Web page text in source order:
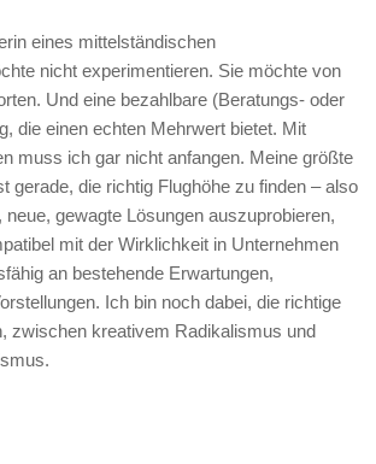
eines mittelständischen
nicht experimentieren. Sie möchte von
Und eine bezahlbare (Beratungs- oder
die einen echten Mehrwert bietet. Mit
muss ich gar nicht anfangen. Meine größte
gerade, die richtig Flughöhe zu finden – also
gewagte Lösungen auszuprobieren,
mit der Wirklichkeit in Unternehmen
an bestehende Erwartungen,
Ich bin noch dabei, die richtige
zwischen kreativem Radikalismus und